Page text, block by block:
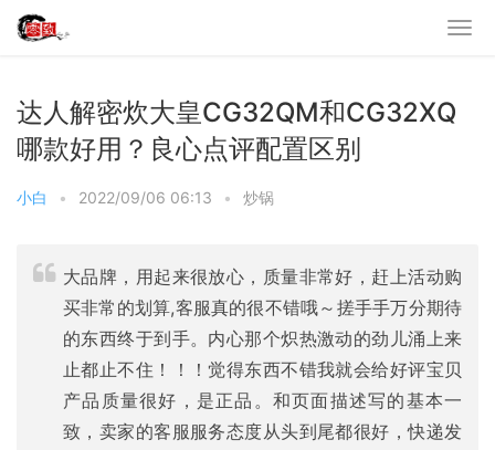
达人解密炊大皇CG32QM和CG32XQ
哪款好用？良心点评配置区别
小白 • 2022/09/06 06:13 • 炒锅
大品牌，用起来很放心，质量非常好，赶上活动购
买非常的划算,客服真的很不错哦～搓手手万分期待
的东西终于到手。内心那个炽热激动的劲儿涌上来
止都止不住！！！觉得东西不错我就会给好评宝贝
产品质量很好，是正品。和页面描述写的基本一
致，卖家的客服服务态度从头到尾都很好，快递发